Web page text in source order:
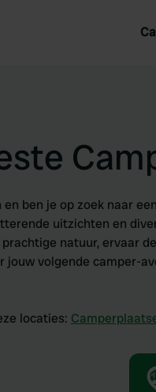
Frankrijk
Italië
ben je op zoek naar
uitzichten en
natuur, ervaar
jouw volgende camper-
locaties: